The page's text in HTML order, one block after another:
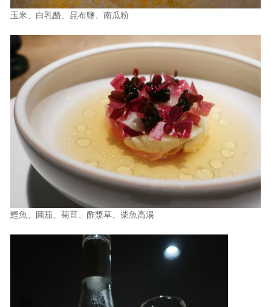
玉米、白乳酪、昆布鹽、南瓜粉
鰹魚、圓茄、菊苣、酢漿草、柴魚高湯